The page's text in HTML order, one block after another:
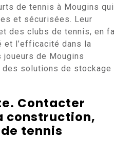
de tennis à Mougins qui
et sécurisées. Leur
des clubs de tennis, en
et l’efficacité dans la
de Mougins
des solutions de stockage
Contacter
construction,
tennis